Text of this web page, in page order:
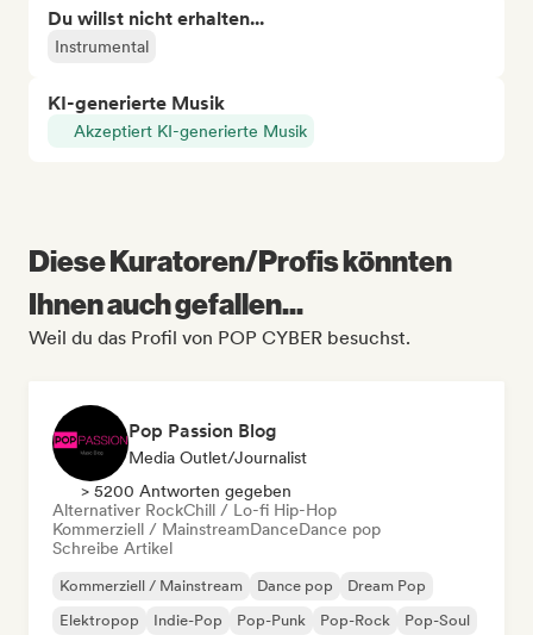
Du willst nicht erhalten...
Instrumental
KI-generierte Musik
Akzeptiert KI-generierte Musik
Diese Kuratoren/Profis könnten
Ihnen auch gefallen...
Weil du das Profil von POP CYBER besuchst.
Pop Passion Blog
Media Outlet/Journalist
> 5200 Antworten gegeben
Alternativer RockChill / Lo-fi Hip-Hop
Kommerziell / MainstreamDanceDance pop
Schreibe Artikel
Kommerziell / Mainstream Dance pop
Dream Pop
Elektropop
Indie-Pop Pop-Punk Pop-Rock Pop-Soul